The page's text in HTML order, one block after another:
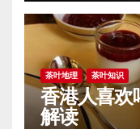
茶叶地理 茶叶知识
香港人喜欢
解读